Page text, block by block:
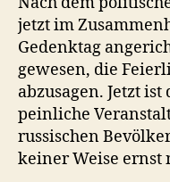
jetzt im
Gedenktag
gewesen, die
abzusagen. Jetzt
peinliche
russischen
keiner Weise ernst